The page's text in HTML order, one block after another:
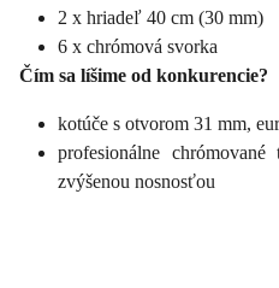
2 x hriadeľ 40 cm (30 mm)
6 x chrómová svorka
Čím sa líšime od konkurencie?
kotúče s otvorom 31 mm,
profesionálne
zvýšenou nosnosťou